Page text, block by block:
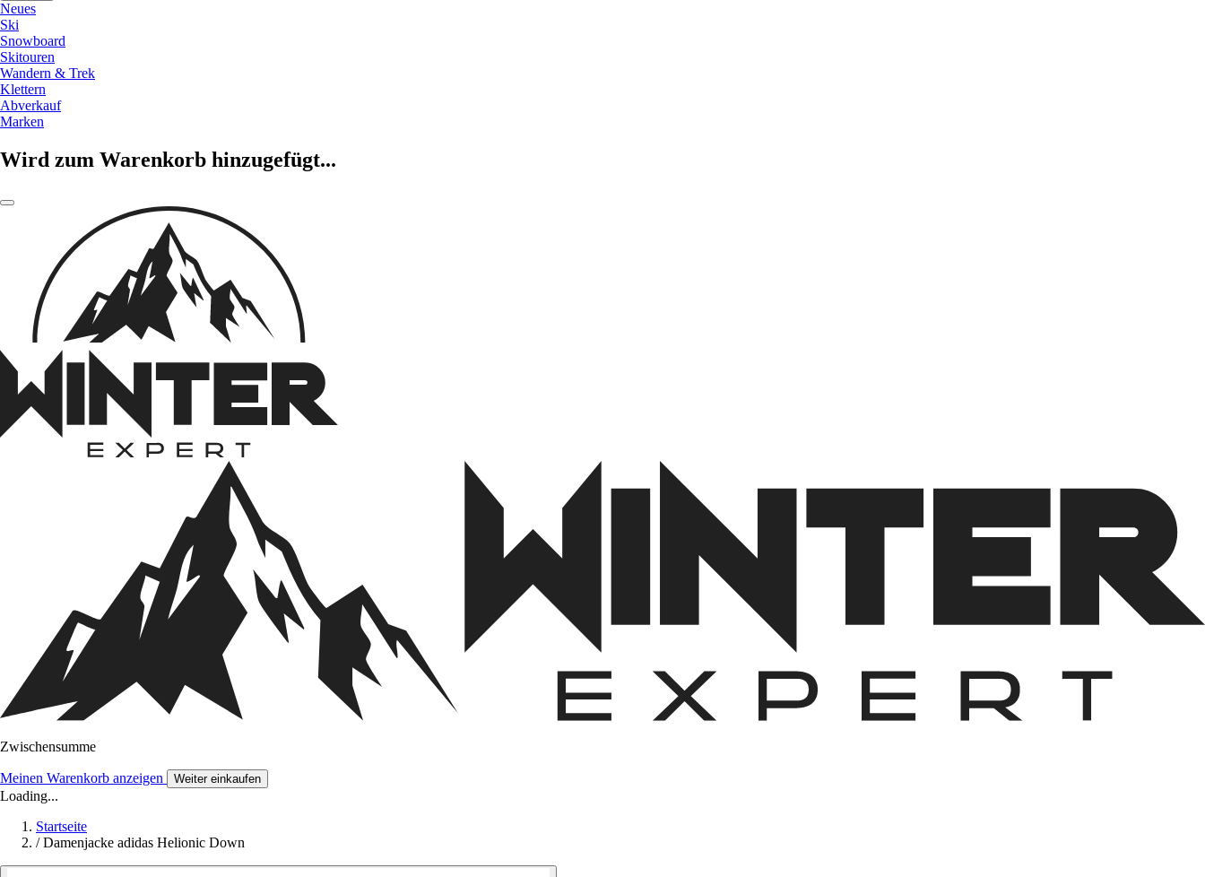
Neues
Ski
Snowboard
Skitouren
Wandern & Trek
Klettern
Abverkauf
Marken
Wird zum Warenkorb hinzugefügt...
Zwischensumme
Meinen Warenkorb anzeigen Weiter einkaufen
Loading...
Startseite
/ Damenjacke adidas Helionic Down